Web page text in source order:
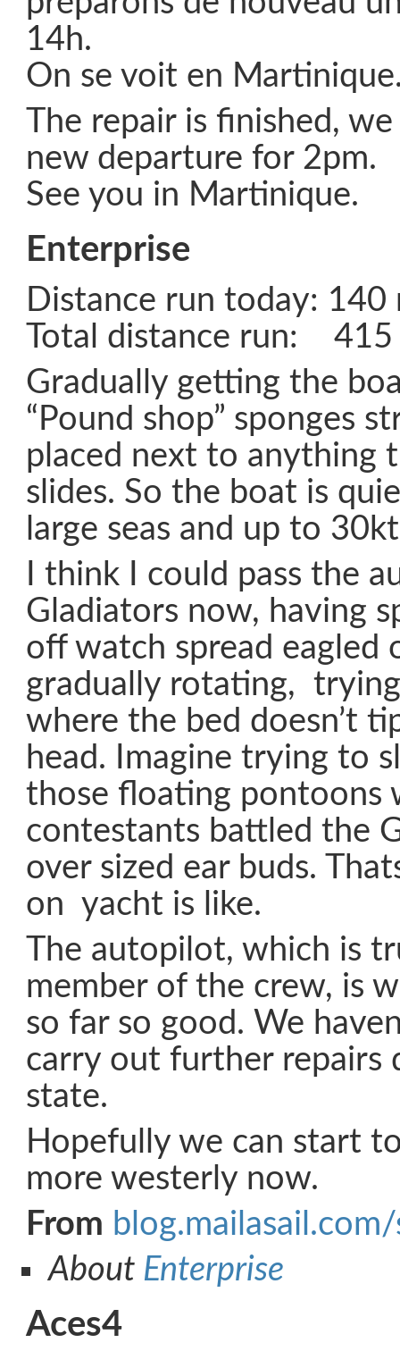
14h.
On se voit en
The repair is finished,
new departure for 2pm.
See you in Martinique.
Enterprise
Distance run today: 140
Total distance run: 415
Gradually getting the
“Pound shop” sponges
placed next to anything
slides. So the boat is
large seas and up to
I think I could pass the
Gladiators now, having
off watch spread eagled
gradually rotating,
where the bed doesn’t
head. Imagine trying to
those floating pontoons
contestants battled the
over sized ear buds.
on yacht is like.
The autopilot, which is
member of the crew, is
so far so good. We
carry out further repairs
state.
Hopefully we can start
more westerly now.
From
About Enterprise
Aces4